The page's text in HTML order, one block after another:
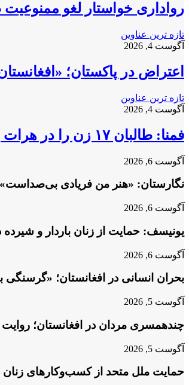
رواداری خواستار لغو ممنوعیت
تازه ترین عناوین
آگوست 4, 2026
اعتراض در پاکستان؛
تازه ترین عناوین
آگوست 4, 2026
فمنا: طالبان ۱۷ زن را در هرات بازداشت کرد
آگوست 6, 2026
نگارستان: «هنر من فریادی بی‌صداست»؛
آگوست 6, 2026
یونیسف: حمایت از زنان باردار و
آگوست 6, 2026
بحران انسانی در افغانستان؛
آگوست 5, 2026
چندهمسری مردان در افغانستان؛
آگوست 5, 2026
حمایت ملل متحد از کسب‌وکارهای زنان